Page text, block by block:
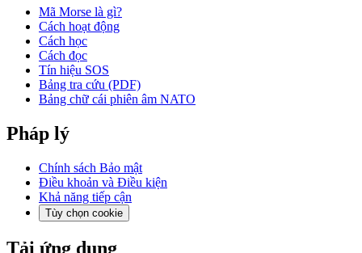
Mã Morse là gì?
Cách hoạt động
Cách học
Cách đọc
Tín hiệu SOS
Bảng tra cứu (PDF)
Bảng chữ cái phiên âm NATO
Pháp lý
Chính sách Bảo mật
Điều khoản và Điều kiện
Khả năng tiếp cận
Tùy chọn cookie
Tải ứng dụng